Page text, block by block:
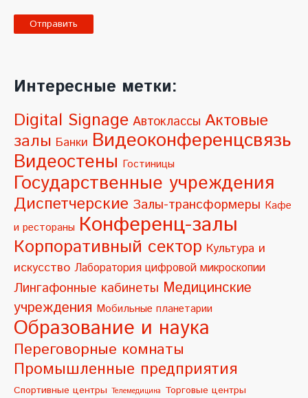
l
t
e
r
n
a
t
i
v
e
:
Интересные метки:
Digital Signage Автоклассы Актовые
залы Банки Видеоконференцсвязь
Видеостены Гостиницы
Государственные учреждения
Диспетчерские Залы-трансформеры Кафе
и рестораны Конференц-залы
Корпоративный сектор Культура и
искусство Лаборатория цифровой микроскопии
Лингафонные кабинеты Медицинские
учреждения Мобильные планетарии
Образование и наука
Переговорные комнаты
Промышленные предприятия
Спортивные центры Телемедицина Торговые центры